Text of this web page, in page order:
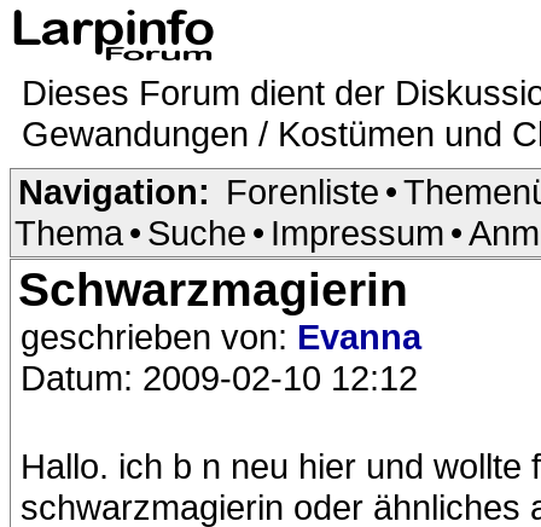
Dieses Forum dient der
Gewandungen / Kostümen und
Navigation: Forenliste •
Thema• Suche • Impressum •
Schwarzmagierin
geschrieben von: Evanna
Datum: 2009-02-10 12:12
Hallo. ich b n neu hier und
schwarzmagierin oder ähnliches